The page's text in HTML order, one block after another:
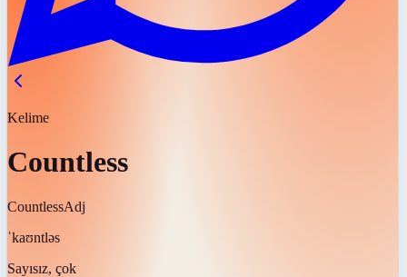
Kelime
Countless
CountlessAdj
ˈkaʊntləs
Sayısız, çok